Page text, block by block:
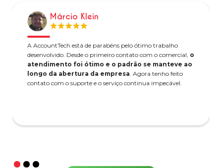
Márcio Klein
A AccountTech está de parabéns pelo ótimo trabalho
desenvolvido. Desde o primeiro contato com o comercial, o
atendimento foi ótimo e o padrão se manteve ao
longo da abertura da empresa . Agora tenho feito
contato com o suporte e o serviço continua impecável.